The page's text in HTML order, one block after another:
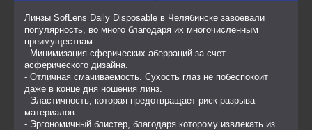
Линзы SofLens Daily Disposable в Челябинске завоевали
популярность, во много благодаря их многочисленным
преимуществам:
- Минимизация сферических аберраций за счет
асферического дизайна.
- Отличная смачиваемость. Сухость глаз не побеспокоит
даже в конце дня ношения линз.
- Эластичность, которая предотвращает риск разрыва
материалов.
- Эргономичный блистер, благодаря которому извлекать из